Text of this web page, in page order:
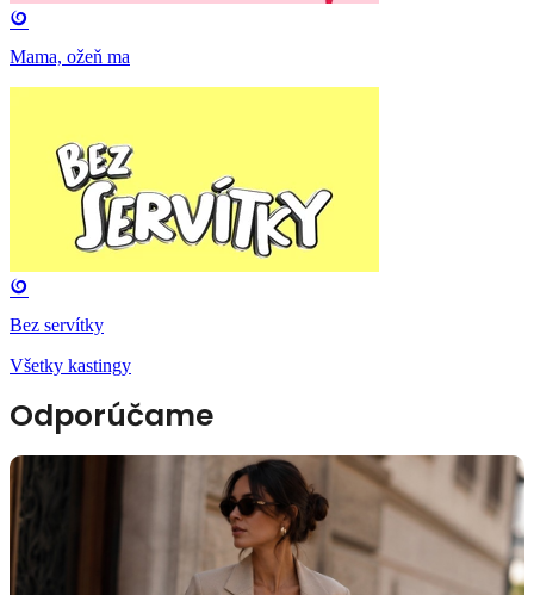
Mama, ožeň ma
Bez servítky
Všetky kastingy
Odporúčame